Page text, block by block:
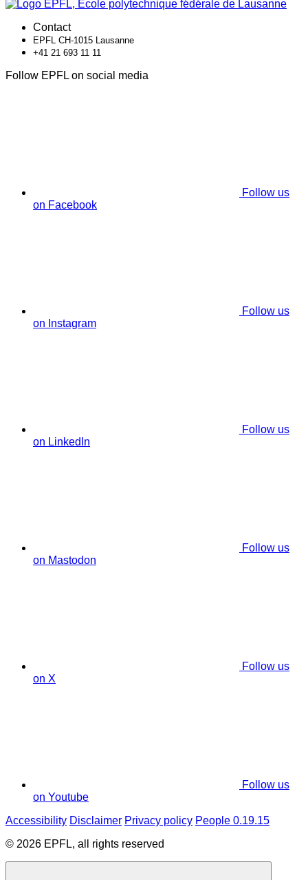
Contact
EPFL CH-1015 Lausanne
+41 21 693 11 11
Follow EPFL on social media
Follow us
on Facebook
Follow us
on Instagram
Follow us
on LinkedIn
Follow us
on Mastodon
Follow us
on X
Follow us
on Youtube
Accessibility Disclaimer Privacy policy People 0.19.15
© 2026 EPFL, all rights reserved